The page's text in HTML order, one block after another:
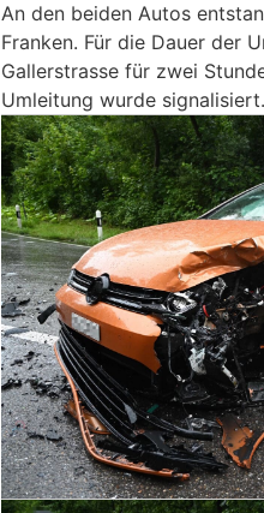
An den beiden Autos
Franken. Für die Dauer der
Gallerstrasse für zwei
Umleitung wurde signalisiert.